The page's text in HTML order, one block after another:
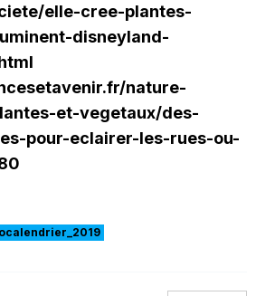
elle-cree-plantes-
disneyland-
nature-
et-vegetaux/des-
pour-eclairer-les-rues-ou-